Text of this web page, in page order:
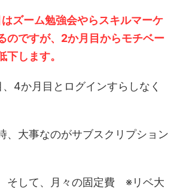
ズーム勉強会やらスキルマーケ
のですが、2か月目からモチベー
下します。
4か月目とログインすらしなく
、大事なのがサブスクリプション
そして、月々の固定費 ※リベ大